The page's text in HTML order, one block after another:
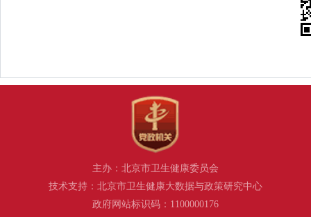
主办：北京市卫生健康委员会
技术支持：北京市卫生健康大数据与政策研究中心
政府网站标识码：1100000176